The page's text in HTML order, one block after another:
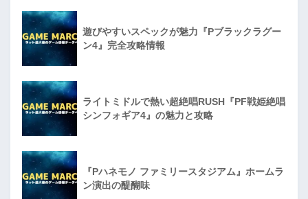
遊びやすいスペックが魅力『Pブラックラグー
ン4』完全攻略情報
ライトミドルで熱い超絶唱RUSH『PF戦姫絶唱
シンフォギア4』の魅力と攻略
『Pハネモノ ファミリースタジアム』ホームラ
ン演出の醍醐味